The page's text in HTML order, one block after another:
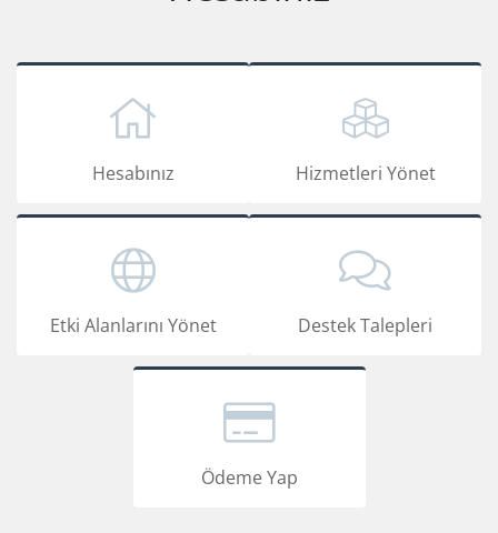
Hesabınız Hizmetleri Yönet
Etki Alanlarını Yönet Destek Talepleri
Ödeme Yap